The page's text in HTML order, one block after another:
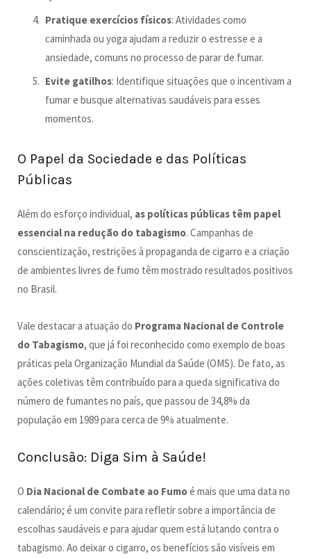
Pratique exercícios físicos: Atividades como
caminhada ou yoga ajudam a reduzir o estresse e a
ansiedade, comuns no processo de parar de fumar.
Evite gatilhos: Identifique situações que o incentivam a
fumar e busque alternativas saudáveis para esses
momentos.
O Papel da Sociedade e das Políticas
Públicas
Além do esforço individual, as políticas públicas têm papel
essencial na redução do tabagismo. Campanhas de
conscientização, restrições à propaganda de cigarro e a criação
de ambientes livres de fumo têm mostrado resultados positivos
no Brasil.
Vale destacar a atuação do Programa Nacional de Controle
do Tabagismo, que já foi reconhecido como exemplo de boas
práticas pela Organização Mundial da Saúde (OMS). De fato, as
ações coletivas têm contribuído para a queda significativa do
número de fumantes no país, que passou de 34,8% da
população em 1989 para cerca de 9% atualmente.
Conclusão: Diga Sim à Saúde!
O Dia Nacional de Combate ao Fumoé mais que uma data no
calendário; é um convite para refletir sobre a importância de
escolhas saudáveis e para ajudar quem está lutando contra o
tabagismo. Ao deixar o cigarro, os benefícios são visíveis em